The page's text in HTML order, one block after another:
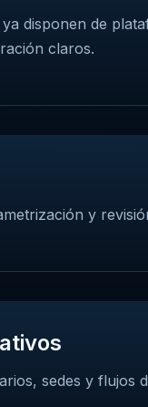
disponen de
claros.
y
sedes y flujos